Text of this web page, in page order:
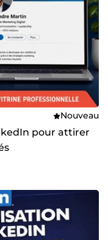
Nouveau
pour attirer